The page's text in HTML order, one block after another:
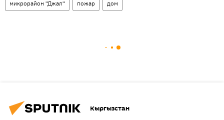
микрорайон "Джал" пожар дом
Кыргызстан